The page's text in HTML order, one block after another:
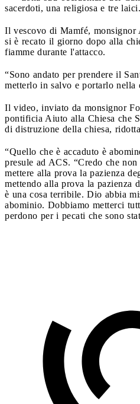
sacerdoti, una religiosa e tre laici.
Il vescovo di Mamfé, monsignor
si è recato il giorno dopo alla
fiamme durante l'attacco.
“Sono andato per prendere il
metterlo in salvo e portarlo nella
Il video, inviato da monsignor
pontificia Aiuto alla Chiesa che
di distruzione della chiesa,
“Quello che è accaduto è
presule ad ACS. “Credo che
mettere alla prova la pazienza
mettendo alla prova la pazienza
è una cosa terribile. Dio abbia
abominio. Dobbiamo metterci
perdono per i pecati che sono